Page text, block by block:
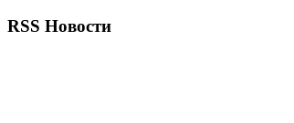
RSS Новости